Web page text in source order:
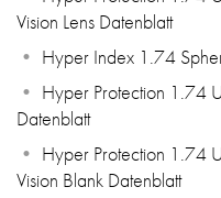
Vision Lens Datenblatt
Hyper Index 1.74
Hyper Protection 1.74
Datenblatt
Hyper Protection 1.74
Vision Blank Datenblatt